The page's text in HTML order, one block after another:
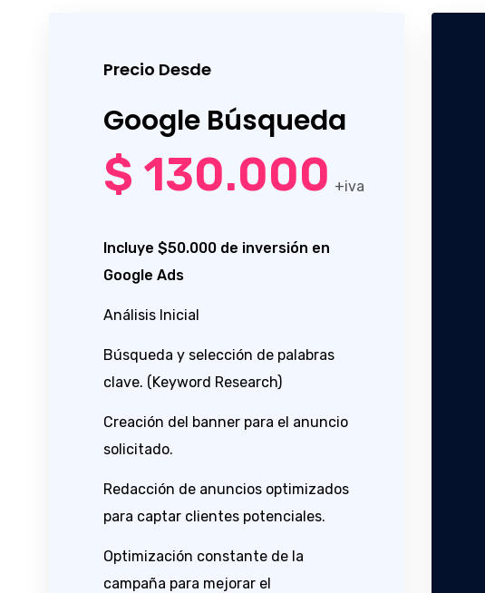
Precio Desde
Google Búsqueda
$ 130.000 +iva
Incluye $50.000 de inversión en
Google Ads
Análisis Inicial
Búsqueda y selección de palabras
clave. (Keyword Research)
Creación del banner para el anuncio
solicitado.
Redacción de anuncios optimizados
para captar clientes potenciales.
Optimización constante de la
campaña para mejorar el